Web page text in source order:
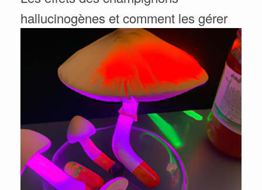
hallucinogènes et comment les gérer